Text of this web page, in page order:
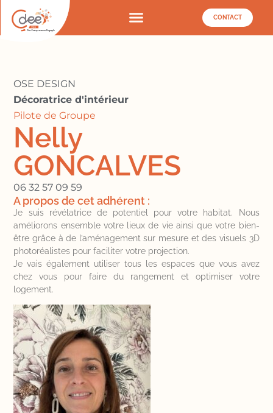
CONTACT
OSE DESIGN
Décoratrice d'intérieur
Pilote de Groupe
Nelly
GONCALVES
06 32 57 09 59
A propos de cet adhérent :
Je suis révélatrice de potentiel pour votre habitat. Nous
améliorons ensemble votre lieux de vie ainsi que votre bien-
être grâce à de l’aménagement sur mesure et des visuels 3D
photoréalistes pour faciliter votre projection.
Je vais également utiliser tous les espaces que vous avez
chez vous pour faire du rangement et optimiser votre
logement.